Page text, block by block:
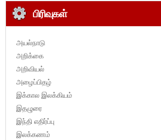
பிரிவுகள்
அயல்நாடு
அறிக்கை
அறிவியல்
அழைப்பிதழ்
இக்கால இலக்கியம்
இதழுரை
இந்தி எதிர்ப்பு
இலக்கணம்